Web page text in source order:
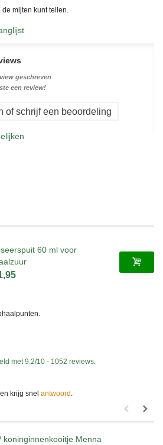
mijten kunt tellen.
geschreven
een review!
of schrijf een beoordeling
60 ml voor
met9.2/10 - 1052 reviews.
krijg snel antwoord .
koninginnenkooitje Menna